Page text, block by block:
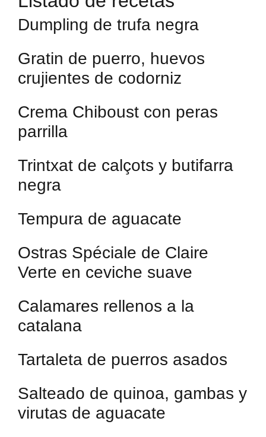
Dumpling de trufa negra
Gratin de puerro, huevos
crujientes de codorniz
Crema Chiboust con peras
parrilla
Trintxat de calçots y butifarra
negra
Tempura de aguacate
Ostras Spéciale de Claire
Verte en ceviche suave
Calamares rellenos a la
catalana
Tartaleta de puerros asados
Salteado de quinoa, gambas y
virutas de aguacate